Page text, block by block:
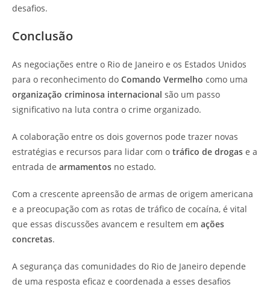
desafios.
Conclusão
As negociações entre o Rio de Janeiro e os Estados Unidos
para o reconhecimento do Comando Vermelho como uma
organização criminosa internacional são um passo
significativo na luta contra o crime organizado.
A colaboração entre os dois governos pode trazer novas
estratégias e recursos para lidar com o tráfico de drogas e a
entrada de armamentos no estado.
Com a crescente apreensão de armas de origem americana
e a preocupação com as rotas de tráfico de cocaína, é vital
que essas discussões avancem e resultem em ações
concretas.
A segurança das comunidades do Rio de Janeiro depende
de uma resposta eficaz e coordenada a esses desafios